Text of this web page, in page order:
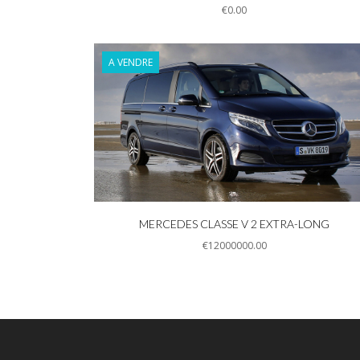
€0.00
A VENDRE
Informations
MERCEDES CLASSE V 2 EXTRA-LONG
€12000000.00